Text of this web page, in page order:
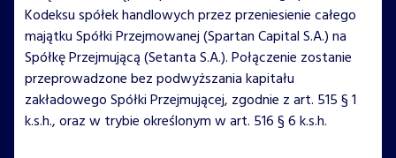
Kodeksu spółek handlowych przez przeniesienie całego
majątku Spółki Przejmowanej (Spartan Capital S.A.) na
Spółkę Przejmującą (Setanta S.A.). Połączenie zostanie
przeprowadzone bez podwyższania kapitału
zakładowego Spółki Przejmującej, zgodnie z art. 515 § 1
k.s.h., oraz w trybie określonym w art. 516 § 6 k.s.h.